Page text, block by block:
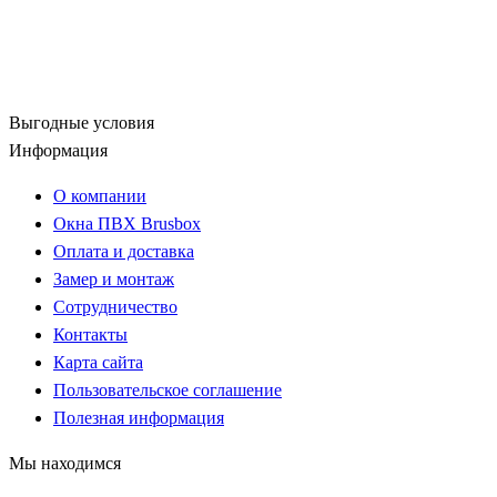
Выгодные условия
Информация
О компании
Окна ПВХ Brusbox
Оплата и доставка
Замер и монтаж
Сотрудничество
Контакты
Карта сайта
Пользовательское соглашение
Полезная информация
Мы находимся